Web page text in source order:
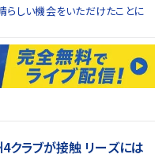
らしい機会をいただけたことに
クラブが接触 リーズには